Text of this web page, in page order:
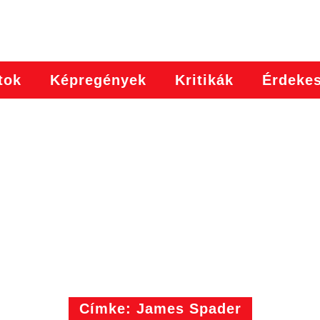
Képregények Kritikák
Címke: James Spader